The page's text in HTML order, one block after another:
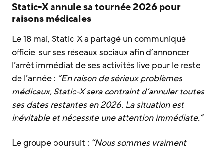
Static-X annule sa tournée 2026 pour
raisons médicales
Le 18 mai, Static-X a partagé un communiqué
officiel sur ses réseaux sociaux afin d’annoncer
l’arrêt immédiat de ses activités live pour le reste
de l’année : “En raison de sérieux problèmes
médicaux, Static-X sera contraint d’annuler toutes
ses dates restantes en 2026. La situation est
inévitable et nécessite une attention immédiate.”
Le groupe poursuit : “Nous sommes vraiment